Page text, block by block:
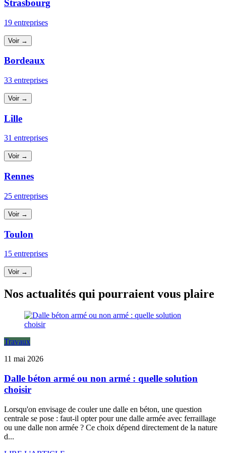
Strasbourg
19 entreprises
Voir →
Bordeaux
33 entreprises
Voir →
Lille
31 entreprises
Voir →
Rennes
25 entreprises
Voir →
Toulon
15 entreprises
Voir →
Nos actualités qui pourraient vous plaire
Travaux
11 mai 2026
Dalle béton armé ou non armé : quelle solution
choisir
Lorsqu'on envisage de couler une dalle en béton, une question
centrale se pose : faut-il opter pour une dalle armée avec ferraillage
ou une dalle non armée ? Ce choix dépend directement de la nature
d...